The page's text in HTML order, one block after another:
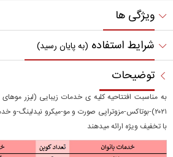
ویژگی ها
شرایط استفاده (به پایان رسید)
توضیحات
به مناسبت افتتاحیه کلیه ی خدمات زیبایی (لیزر
۲۰۲۱)-بوتاکس-مزوتراپی صورت و مو-میکرو نیدلینگ-و
با تخفیف ویژه ارائه میدهند